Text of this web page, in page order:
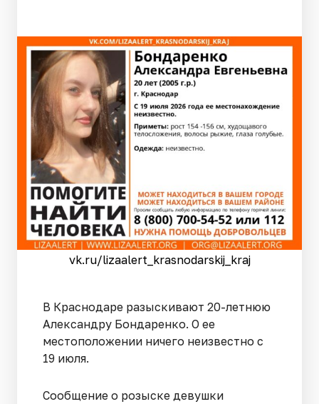
vk.ru/lizaalert_krasnodarskij_kraj
В Краснодаре разыскивают 20-летнюю
Александру Бондаренко. О ее
местоположении ничего неизвестно с
19 июля.
Сообщение о розыске девушки